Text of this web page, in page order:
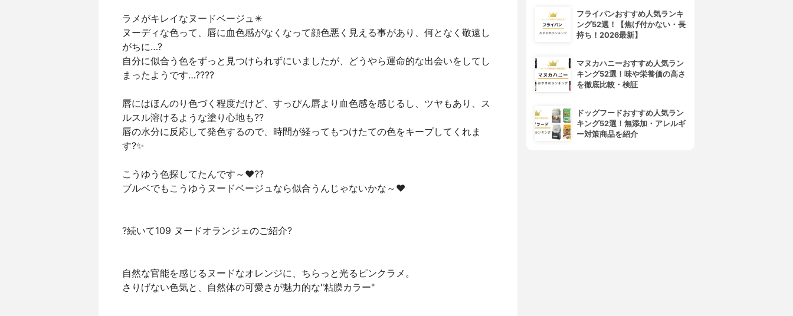
ラメがキレイなヌードベージュ✴️
ヌーディな色って、唇に血色感がなくなって顔色悪く見える事があり、何となく敬遠し
がちに…?
自分に似合う色をずっと見つけられずにいましたが、どうやら運命的な出会いをしてし
まったようです…????
唇にはほんのり色づく程度だけど、すっぴん唇より血色感を感じるし、ツヤもあり、ス
ルスル溶けるような塗り心地も??
唇の水分に反応して発色するので、時間が経ってもつけたての色をキープしてくれま
す?✨
こうゆう色探してたんです～❤️??
ブルベでもこうゆうヌードベージュなら似合うんじゃないかな～❤️
?続いて109 ヌードオランジェのご紹介?
自然な官能を感じるヌードなオレンジに、ちらっと光るピンクラメ。
さりげない色気と、自然体の可愛さが魅力的な"粘膜カラー"
フライパンおすすめ人気ランキ
ング52選！【焦げ付かない・長
持ち！2026最新】
マヌカハニーおすすめ人気ラン
キング52選！味や栄養価の高さ
を徹底比較・検証
ドッグフードおすすめ人気ラン
キング52選！無添加・アレルギ
ー対策商品を紹介